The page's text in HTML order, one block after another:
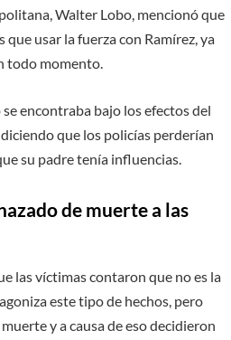
Walter Lobo, mencionó que
usar la fuerza con Ramírez, ya
todo momento.
encontraba bajo los efectos del
que los policías perderían
su padre tenía influencias.
de muerte a las
las víctimas contaron que no es la
este tipo de hechos, pero
y a causa de eso decidieron